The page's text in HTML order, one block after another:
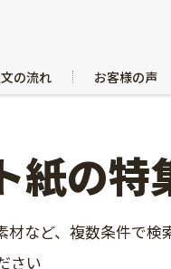
の流れ お客様の声
紙の特
など、複数条件で検
さい